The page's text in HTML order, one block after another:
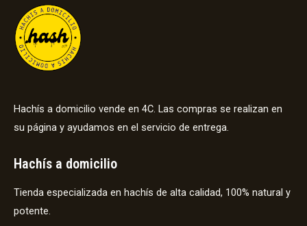
Hachís a domicilio vende en 4C. Las compras se realizan en
su página y ayudamos en el servicio de entrega.
Hachís a domicilio
Tienda especializada en hachís de alta calidad, 100% natural y
potente.